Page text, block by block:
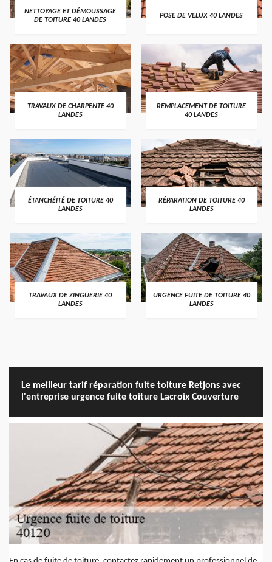
NETTOYAGE ET DÉMOUSSAGE
DE TOITURE 40 LANDES
POSE DE VELUX 40 LANDES
TRAVAUX DE CHARPENTE 40
LANDES
REMPLACEMENT DE TOITURE
40 LANDES
ÉTANCHÉITÉ DE TOITURE 40
LANDES
RÉPARATION DE TOITURE 40
LANDES
TRAVAUX DE ZINGUERIE 40
LANDES
URGENCE FUITE DE TOITURE 40
LANDES
Le meilleur tarif réparation fuite toiture Retjons avec
l'entreprise urgence fuite toiture Lacroix Couverture